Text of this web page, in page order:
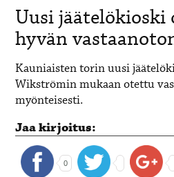
Uusi jäätelökioski
hyvän
Kauniaisten torin uusi
Wikströmin mukaan otettu
myönteisesti.
Jaa kirjoitus:
0